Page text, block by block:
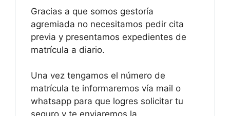
Gracias a que somos gestoría
agremiada no necesitamos pedir cita
previa y presentamos expedientes de
matrícula a diario.
Una vez tengamos el número de
matrícula te informaremos vía mail o
whatsapp para que logres solicitar tu